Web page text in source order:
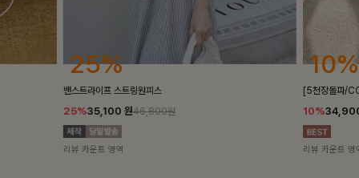
10%
[5천장돌파/COOL]멜틴 퍼프블라우스
10%34,900원38,700원
리뷰 카운트 영역
18%
켄픈배색 스트
18%
리뷰 카운트 영